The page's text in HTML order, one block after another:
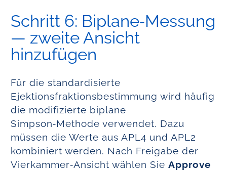
Schritt 6: Biplane‑Messung
— zweite Ansicht
hinzufügen
Für die standardisierte
Ejektionsfraktionsbestimmung wird häufig
die modifizierte biplane
Simpson‑Methode verwendet. Dazu
müssen die Werte aus APL4 und APL2
kombiniert werden. Nach Freigabe der
Vierkammer‑Ansicht wählen Sie Approve